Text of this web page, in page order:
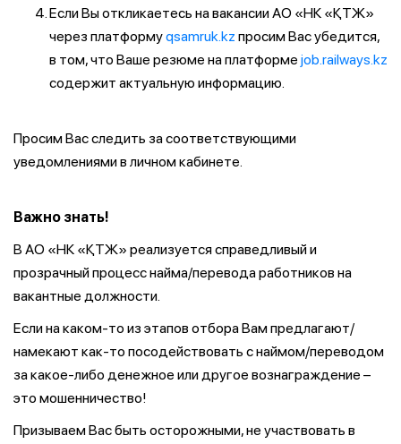
Если Вы откликаетесь на вакансии АО «НК «ҚТЖ»
через платформуqsamruk.kz просим Вас убедится,
в том, что Ваше резюме на платформе job.railways.kz
содержит актуальную информацию.
Просим Вас следить за соответствующими
уведомлениями в личном кабинете.
Важно знать!
В АО «НК «ҚТЖ» реализуется справедливый и
прозрачный процесс найма/перевода работников на
вакантные должности.
Если на каком-то из этапов отбора Вам предлагают/
намекают как-то посодействовать с наймом/переводом
за какое-либо денежное или другое вознаграждение –
это мошенничество!
Призываем Вас быть осторожными, не участвовать в